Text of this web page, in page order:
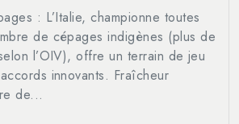
: L’Italie, championne toutes
de cépages indigènes (plus de
l’OIV), offre un terrain de jeu
innovants. Fraîcheur
de...